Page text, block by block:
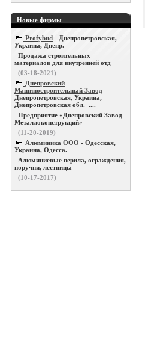
Новые фирмы
Profybud - Днепропетровская,
Украина, Днепр.
Продажа строительных
материалов для внутренней отд
(03-18-2021)
Днепровский
Машиностроительный Завод -
Днепропетровская, Украина,
Днепропетровская обл. ....
Предприятие «Днепровский Завод
Металлоконструкций»
(11-20-2019)
Алюминика ООО - Одесская,
Украина, Одесса.
Алюминиевые перила, ограждения,
поручни, лестницы
(10-17-2017)